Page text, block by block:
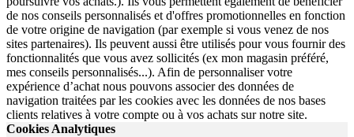
de nos conseils personnalisés et d'offres promotionnelles en fonction
de votre origine de navigation (par exemple si vous venez de nos
sites partenaires). Ils peuvent aussi être utilisés pour vous fournir des
fonctionnalités que vous avez sollicités (ex mon magasin préféré,
mes conseils personnalisés...). Afin de personnaliser votre
expérience d’achat nous pouvons associer des données de
navigation traitées par les cookies avec les données de nos bases
clients relatives à votre compte ou à vos achats sur notre site.
Cookies Analytiques